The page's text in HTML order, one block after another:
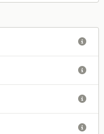



